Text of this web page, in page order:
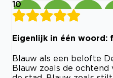
10
Eigenlijk in één woord:
Blauw als een belofte
Blauw zoals de